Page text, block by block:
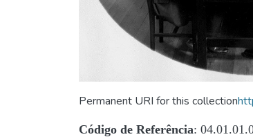
Permanent URI for this collection
Código de Referência: